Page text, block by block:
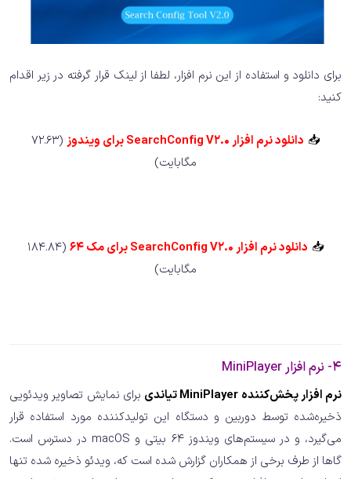
برای دانلود و استفاده از این نرم افزار، لطفا از لینک قرار گرفته در زیر اقدام
کنید:
📥 دانلود نرم افزار SearchConfig V2.0 برای ویندوز
(72.63
مگابایت)
📥 دانلود نرم افزار SearchConfig V2.0 برای مک 64
(184.84
مگابایت)
4- نرم افزار MiniPlayer
نرم افزار پخش‌کننده MiniPlayer تیاندی
برای نمایش تصاویر ویدئویی
ذخیره‌شده توسط دوربین و دستگاه این تولیدکننده مورد استفاده قرار
می‌گیرد، و در سیستم‌های ویندوز 64 بیتی و macOS در دسترس است.
گاها از طرف برخی از همکاران گزارش شده است که، ویدئو ذخیره شده تنها